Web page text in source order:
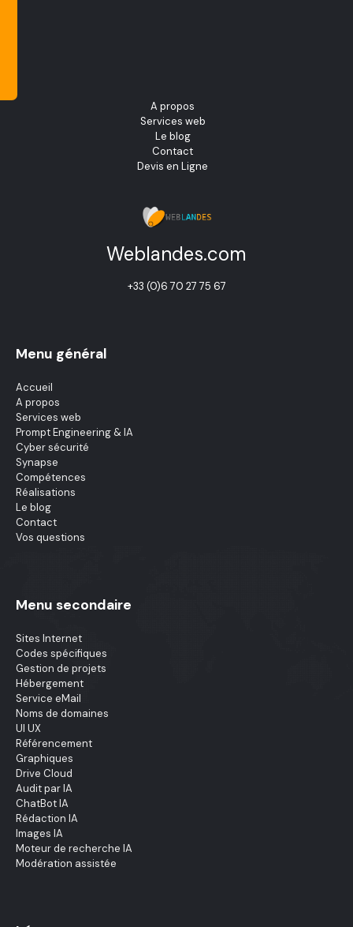
A propos
Services web
Le blog
Contact
Devis en Ligne
Weblandes.com
+33 (0)6 70 27 75 67
Menu général
Accueil
A propos
Services web
Prompt Engineering & IA
Cyber sécurité
Synapse
Compétences
Réalisations
Le blog
Contact
Vos questions
Menu secondaire
Sites Internet
Codes spécifiques
Gestion de projets
Hébergement
Service eMail
Noms de domaines
UI UX
Référencement
Graphiques
Drive Cloud
Audit par IA
ChatBot IA
Rédaction IA
Images IA
Moteur de recherche IA
Modération assistée